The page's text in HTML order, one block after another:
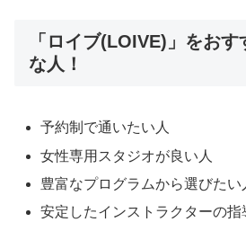
「ロイブ(LOIVE)」をお
な人！
予約制で通いたい人
女性専用スタジオが良い人
豊富なプログラムから選びたい
安定したインストラクターの指